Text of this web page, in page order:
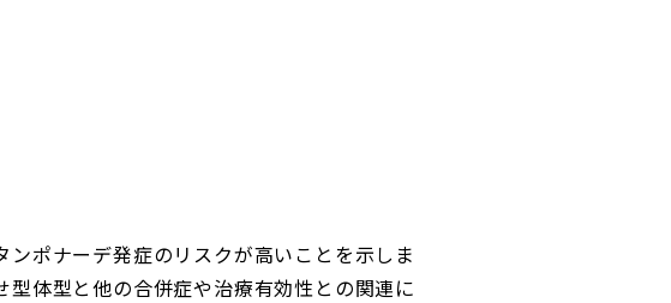
ポナーデ発症のリスクが高いことを示しま
体型と他の合併症や治療有効性との関連に